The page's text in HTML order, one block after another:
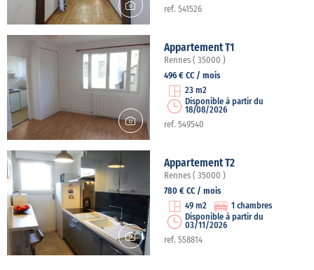
ref. 541526
Appartement T1
Rennes ( 35000 )
496 € CC / mois
23 m2
Disponible à partir du
18/08/2026
ref. 549540
Appartement T2
Rennes ( 35000 )
780 € CC / mois
49 m2
1 chambres
Disponible à partir du
03/11/2026
ref. 558814